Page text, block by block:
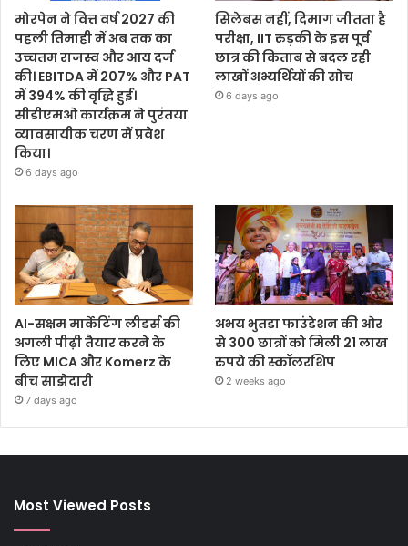
मोरपेन ने वित्त वर्ष 2027 की
पहली तिमाही में अब तक का
उच्चतम राजस्व और आय दर्ज
की। EBITDA में 207% और PAT
में 394% की वृद्धि हुई।
सीडीएमओ कार्यक्रम ने पुरंतया
व्यावसायीक चरण में प्रवेश
किया।
6 days ago
सिलेबस नहीं, दिमाग जीतता है
परीक्षा, IIT रुड़की के इस पूर्व
छात्र की किताब से बदल रही
लाखों अभ्यर्थियों की सोच
6 days ago
AI-सक्षम मार्केटिंग लीडर्स की
अगली पीढ़ी तैयार करने के
लिए MICA और Komerz के
बीच साझेदारी
7 days ago
अभय भुतडा फाउंडेशन की ओर
से 300 छात्रों को मिली 21 लाख
रुपये की स्कॉलरशिप
2 weeks ago
Most Viewed Posts